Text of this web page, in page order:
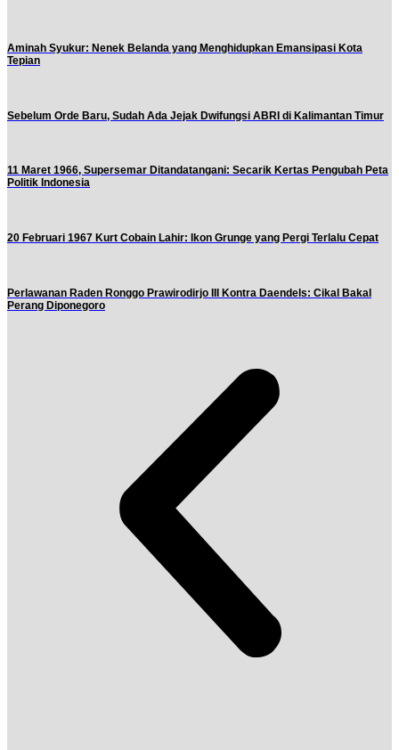
Aminah Syukur: Nenek Belanda yang Menghidupkan Emansipasi Kota
Tepian
Sebelum Orde Baru, Sudah Ada Jejak Dwifungsi ABRI di Kalimantan Timur
11 Maret 1966, Supersemar Ditandatangani: Secarik Kertas Pengubah Peta
Politik Indonesia
20 Februari 1967 Kurt Cobain Lahir: Ikon Grunge yang Pergi Terlalu Cepat
Perlawanan Raden Ronggo Prawirodirjo III Kontra Daendels: Cikal Bakal
Perang Diponegoro